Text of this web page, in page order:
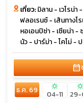
เที่ยว:มิลาน - เวโรน่า
ฟลอเรนซ์ - เส้นทางโ
หอเอนปิซ่า - เซียน่า -
นัว - ปาร์ม่า - โคโม่ -
calendar_month
ธ.ค. 69 sunny
04-11
sunny